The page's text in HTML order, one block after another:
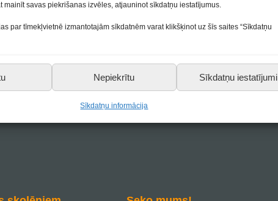
mainīt savas piekrišanas izvēles, atjauninot sīkdatņu iestatījumus.
par tīmekļvietnē izmantotajām sīkdatnēm varat klikšķinot uz šīs saites “Sīkdatņu
Nepiekrītu Sīkdatņu iestatījumi
Sīkdatņu informācija